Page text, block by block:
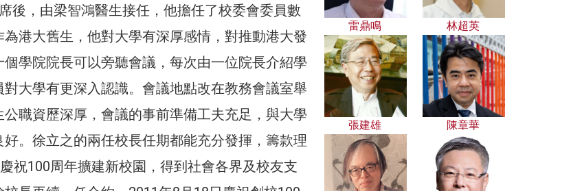
後，由梁智鴻醫生接任，他擔任了校委會委員數
港大舊生，他對大學有深厚感情，對推動港大發
學院院長可以旁聽會議，每次由一位院長介紹學
大學有更深入認識。會議地點改在教務會議室舉
職資歷深厚，會議的事前準備工夫充足，與大學
。徐立之的兩任校長任期都能充分發揮，籌款理
祝100周年擴建新校園，得到社會各界及校友支
雷鼎鳴 林超英
張建雄 陳章華